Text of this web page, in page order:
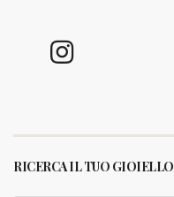
RICERCA IL TUO GIOIELLO